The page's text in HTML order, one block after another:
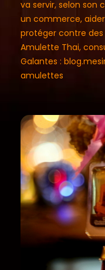
va servir, selon son
un commerce,
protéger contre des
Amulette Thai,
Galantes :
amulettes